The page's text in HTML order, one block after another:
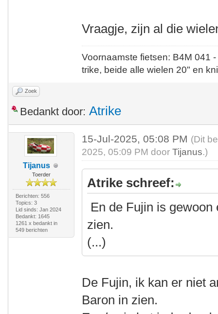
Vraagje, zijn al die
Voornaamste fietsen: B4M
trike, beide alle wielen 20" en
Zoek
Bedankt door: Atrike
Tijanus
Toerder
Berichten: 556
Topics: 3
Lid sinds: Jan 2024
Bedankt: 1645
1261 x bedankt in
549 berichten
15-Jul-2025, 05:08 PM (Dit
2025, 05:09 PM doorTijanus.)
Atrike schreef:
En de Fujin is
zien.
(...)
De Fujin, ik kan er niet
Baron in zien.